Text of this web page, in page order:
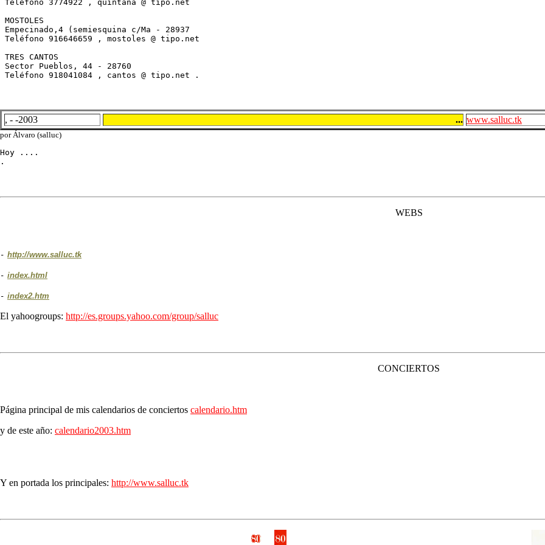
Teléfono 3774922 , quintana @ tipo.net
MOSTOLES
Empecinado,4 (semiesquina c/Ma - 28937
Teléfono 916646659 , mostoles @ tipo.net
TRES CANTOS
Sector Pueblos, 44 - 28760
Teléfono 918041084 , cantos @ tipo.net .
, - -2003 ... www.salluc.tk
por Álvaro (salluc)
Hoy ....
.
WEBS
- http://www.salluc.tk
- index.html
- index2.htm
El yahoogroups: http://es.groups.yahoo.com/group/salluc
CONCIERTOS
Página principal de mis calendarios de conciertos calendario.htm
y de este año: calendario2003.htm
Y en portada los principales: http://www.salluc.tk